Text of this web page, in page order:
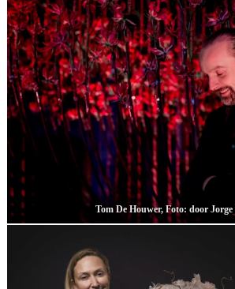
Tom De Houwer, Foto: door